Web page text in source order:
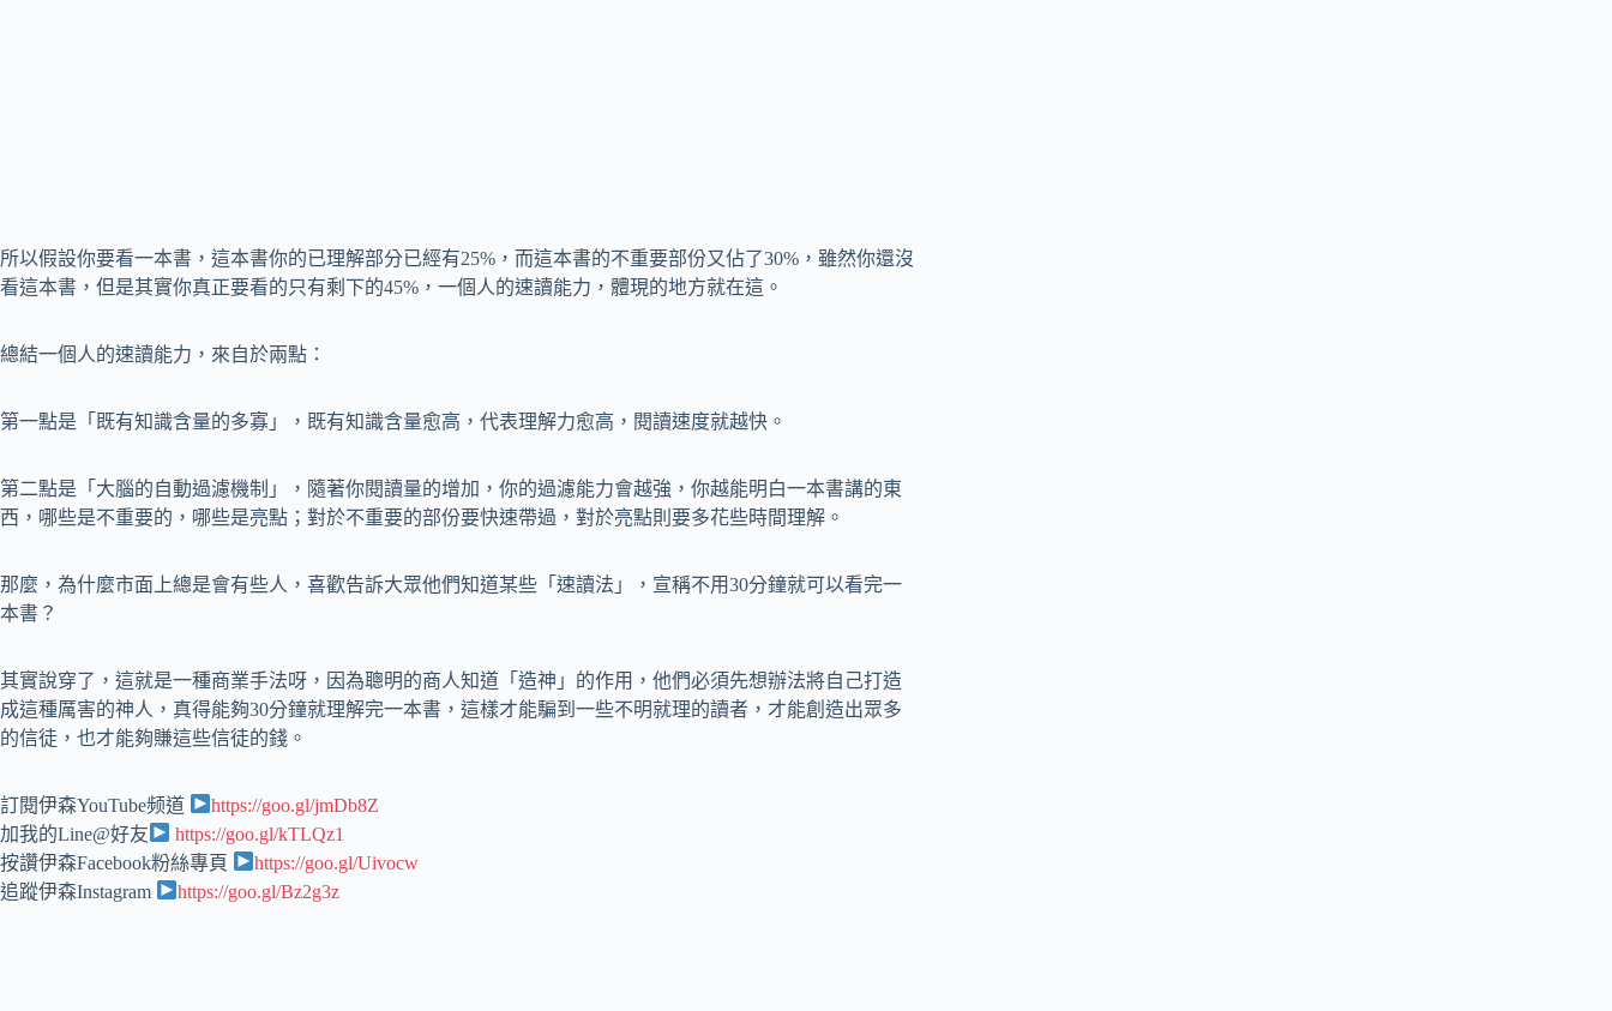
所以假設你要看一本書，這本書你的已理解部分已經有25%，而這本書的不重要部份又佔了30%，雖然你還沒
看這本書，但是其實你真正要看的只有剩下的45%，一個人的速讀能力，體現的地方就在這。
總結一個人的速讀能力，來自於兩點：
第一點是「既有知識含量的多寡」，既有知識含量愈高，代表理解力愈高，閱讀速度就越快。
第二點是「大腦的自動過濾機制」，隨著你閱讀量的增加，你的過濾能力會越強，你越能明白一本書講的東
西，哪些是不重要的，哪些是亮點；對於不重要的部份要快速帶過，對於亮點則要多花些時間理解。
那麼，為什麼市面上總是會有些人，喜歡告訴大眾他們知道某些「速讀法」，宣稱不用30分鐘就可以看完一
本書？
其實說穿了，這就是一種商業手法呀，因為聰明的商人知道「造神」的作用，他們必須先想辦法將自己打造
成這種厲害的神人，真得能夠30分鐘就理解完一本書，這樣才能騙到一些不明就理的讀者，才能創造出眾多
的信徒，也才能夠賺這些信徒的錢。
訂閱伊森YouTube频道
https://goo.gl/jmDb8Z
加我的Line@好友
https://goo.gl/kTLQz1
按讚伊森Facebook粉絲專頁
https://goo.gl/Uivocw
追蹤伊森Instagram
https://goo.gl/Bz2g3z